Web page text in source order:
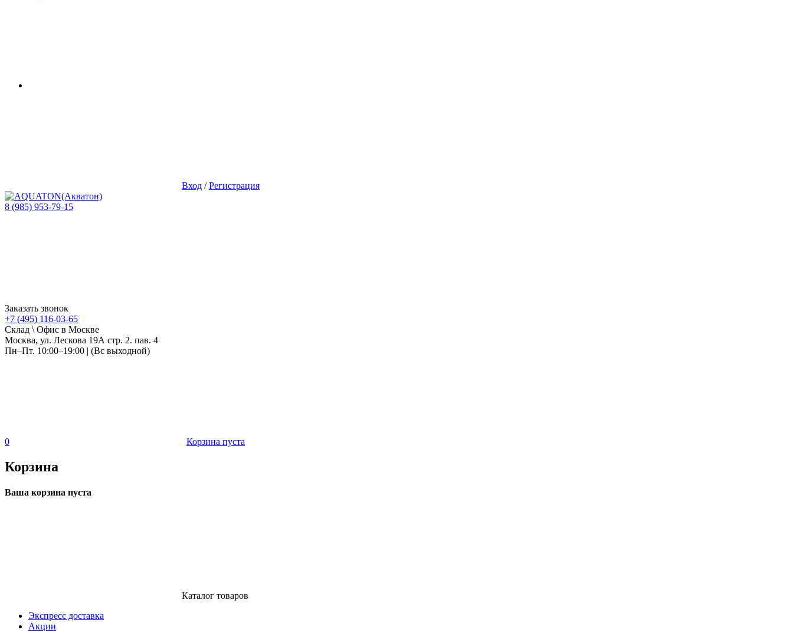
Вход /Регистрация
8 (985) 953-79-15
Заказать звонок
+7 (495) 116-03-65
Склад \ Офис в Москве
Москва, ул. Лескова 19А стр. 2. пав. 4
Пн–Пт. 10:00–19:00 | (Вс выходной)
0 Корзина пуста
Корзина
Ваша корзина пуста
Каталог товаров
Экспресс доставка
Акции